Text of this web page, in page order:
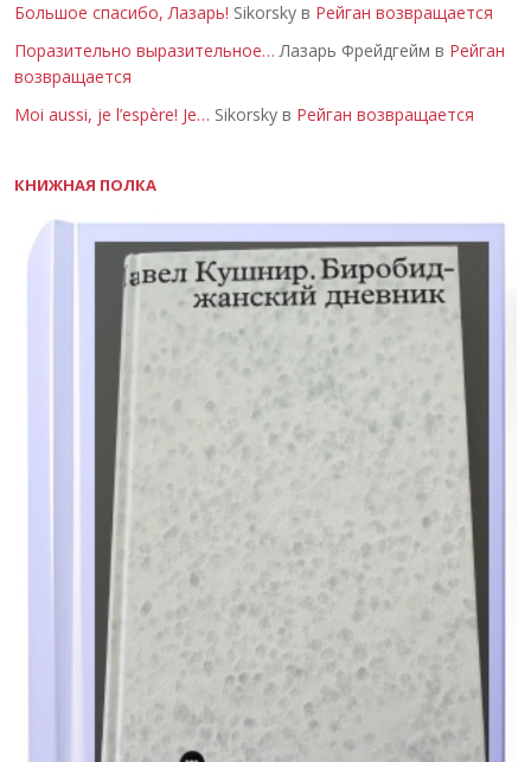
Большое спасибо, Лазарь! Sikorsky в Рейган возвращается
Поразительно выразительное… Лазарь Фрейдгейм в Рейган
возвращается
Moi aussi, je l’espère! Je… Sikorsky в Рейган возвращается
КНИЖНАЯ ПОЛКА